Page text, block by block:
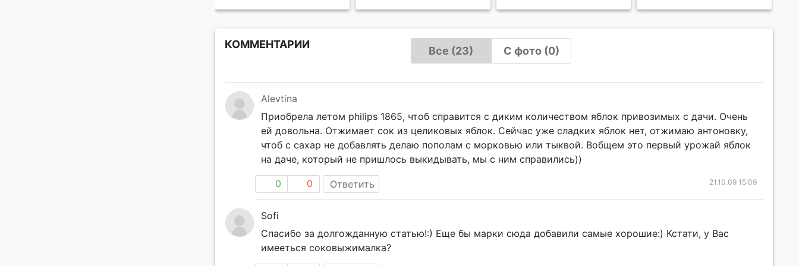
КОММЕНТАРИИ
Все (23) С фото (0)
Alevtina
Приобрела летом philips 1865, чтоб справится с диким количеством яблок привозимых с дачи. Очень
ей довольна. Отжимает сок из целиковых яблок. Сейчас уже сладких яблок нет, отжимаю антоновку,
чтоб с сахар не добавлять делаю пополам с морковью или тыквой. Вобщем это первый урожай яблок
на даче, который не пришлось выкидывать, мы с ним справились))
0 0 Ответить 21.10.09 15:09
Sofi
Спасибо за долгожданную статью!:) Еще бы марки сюда добавили самые хорошие:) Кстати, у Вас
имееться соковыжималка?